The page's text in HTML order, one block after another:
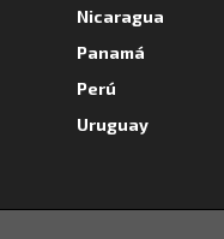
Nicaragua
Panamá
Perú
Uruguay